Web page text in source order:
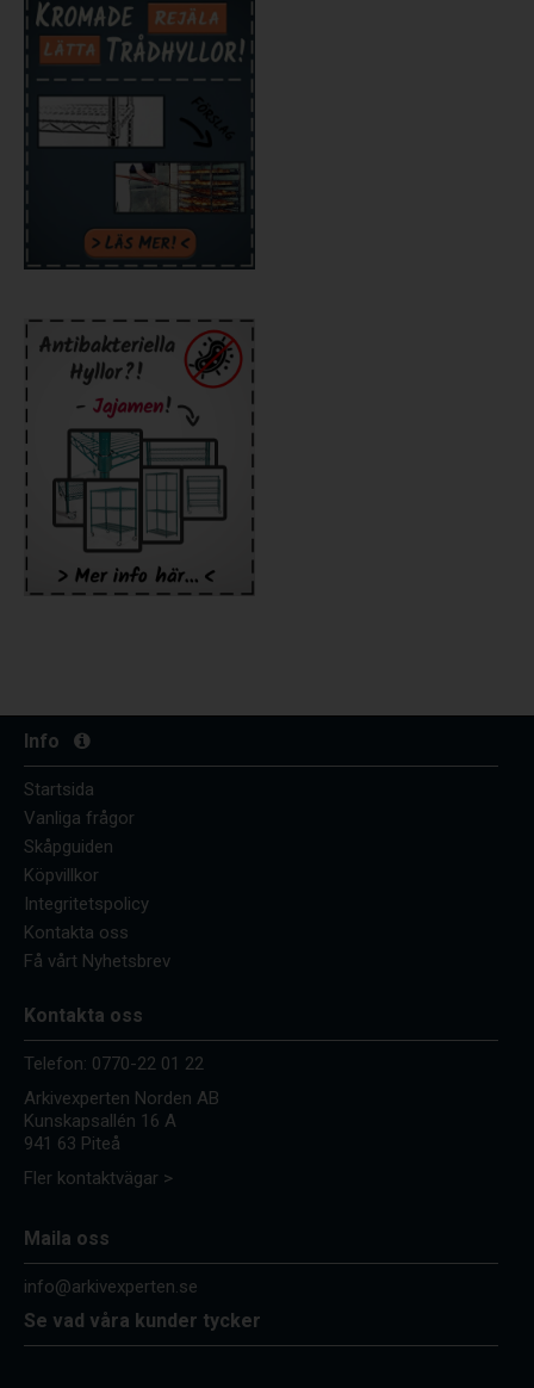
Info
Startsida
Vanliga frågor
Skåpguiden
Köpvillkor
Integritetspolicy
Kontakta oss
Få vårt Nyhetsbrev
Kontakta oss
Telefon: 0770-22 01 22
Arkivexperten Norden AB
Kunskapsallén 16 A
941 63 Piteå
Fler kontaktvägar >
Maila oss
info@arkivexperten.se
Se vad våra kunder tycker